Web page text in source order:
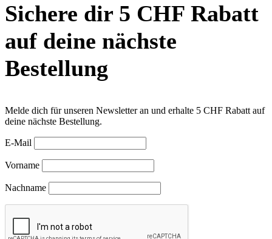
Sichere dir 5 CHF Rabatt
auf deine nächste
Bestellung
Melde dich für unseren Newsletter an und erhalte 5 CHF Rabatt auf
deine nächste Bestellung.
E-Mail
Vorname
Nachname